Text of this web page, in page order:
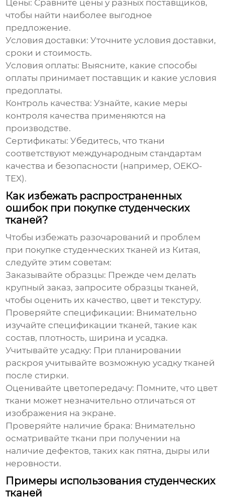
Цены: Сравните цены у разных поставщиков,
чтобы найти наиболее выгодное
предложение.
Условия доставки: Уточните условия доставки,
сроки и стоимость.
Условия оплаты: Выясните, какие способы
оплаты принимает поставщик и какие условия
предоплаты.
Контроль качества: Узнайте, какие меры
контроля качества применяются на
производстве.
Сертификаты: Убедитесь, что ткани
соответствуют международным стандартам
качества и безопасности (например, OEKO-
TEX).
Как избежать распространенных
ошибок при покупке студенческих
тканей?
Чтобы избежать разочарований и проблем
при покупке студенческих тканей из Китая,
следуйте этим советам:
Заказывайте образцы: Прежде чем делать
крупный заказ, запросите образцы тканей,
чтобы оценить их качество, цвет и текстуру.
Проверяйте спецификации: Внимательно
изучайте спецификации тканей, такие как
состав, плотность, ширина и усадка.
Учитывайте усадку: При планировании
раскроя учитывайте возможную усадку тканей
после стирки.
Оценивайте цветопередачу: Помните, что цвет
ткани может незначительно отличаться от
изображения на экране.
Проверяйте наличие брака: Внимательно
осматривайте ткани при получении на
наличие дефектов, таких как пятна, дыры или
неровности.
Примеры использования студенческих
тканей